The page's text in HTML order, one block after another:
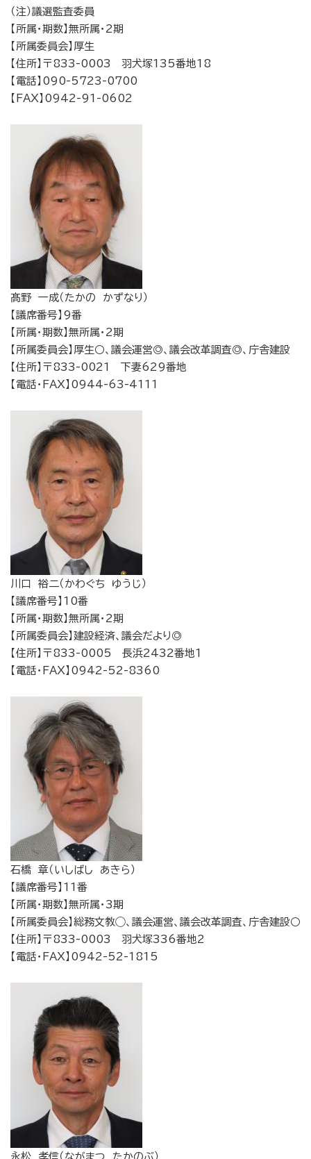
（注）議選監査委員
【所属・期数】無所属・2期
【所属委員会】厚生
【住所】〒833-0003 羽犬塚135番地18
【電話】090-5723-0700
【FAX】0942-91-0602
髙野 一成（たかの かずなり）
【議席番号】9番
【所属・期数】無所属・2期
【所属委員会】厚生○、議会運営◎、議会改革調査◎、庁舎建設
【住所】〒833-0021 下妻629番地
【電話・FAX】0944-63-4111
川口 裕二（かわぐち ゆうじ）
【議席番号】10番
【所属・期数】無所属・2期
【所属委員会】建設経済、議会だより◎
【住所】〒833-0005 長浜2432番地1
【電話・FAX】0942-52-8360
石橋 章（いしばし あきら）
【議席番号】11番
【所属・期数】無所属・3期
【所属委員会】総務文教◯、議会運営、議会改革調査、庁舎建設○
【住所】〒833-0003 羽犬塚336番地2
【電話・FAX】0942-52-1815
永松 孝信（ながまつ たかのぶ）